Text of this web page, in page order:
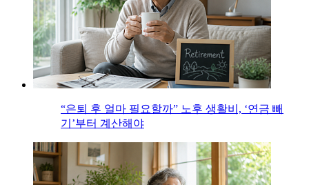
“은퇴 후 얼마 필요할까” 노후 생활비, ‘연금 빼
기’부터 계산해야